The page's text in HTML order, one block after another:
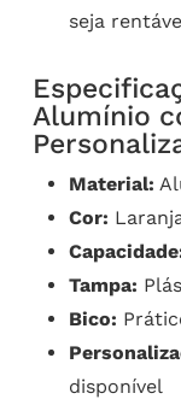
seja
Alumínio
Material:
Cor:
Tampa:
Bico:
disponível